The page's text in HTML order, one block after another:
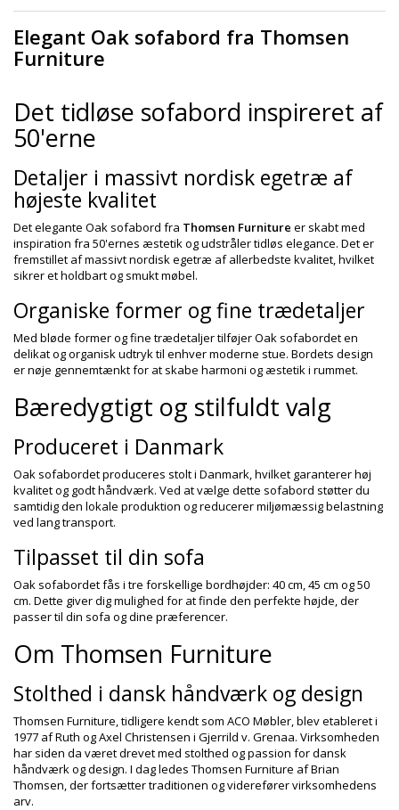
Elegant Oak sofabord fra Thomsen
Furniture
Det tidløse sofabord inspireret af
50'erne
Detaljer i massivt nordisk egetræ af
højeste kvalitet
Det elegante Oak sofabord fra Thomsen Furniture er skabt med
inspiration fra 50'ernes æstetik og udstråler tidløs elegance. Det er
fremstillet af massivt nordisk egetræ af allerbedste kvalitet, hvilket
sikrer et holdbart og smukt møbel.
Organiske former og fine trædetaljer
Med bløde former og fine trædetaljer tilføjer Oak sofabordet en
delikat og organisk udtryk til enhver moderne stue. Bordets design
er nøje gennemtænkt for at skabe harmoni og æstetik i rummet.
Bæredygtigt og stilfuldt valg
Produceret i Danmark
Oak sofabordet produceres stolt i Danmark, hvilket garanterer høj
kvalitet og godt håndværk. Ved at vælge dette sofabord støtter du
samtidig den lokale produktion og reducerer miljømæssig belastning
ved lang transport.
Tilpasset til din sofa
Oak sofabordet fås i tre forskellige bordhøjder: 40 cm, 45 cm og 50
cm. Dette giver dig mulighed for at finde den perfekte højde, der
passer til din sofa og dine præferencer.
Om Thomsen Furniture
Stolthed i dansk håndværk og design
Thomsen Furniture, tidligere kendt som ACO Møbler, blev etableret i
1977 af Ruth og Axel Christensen i Gjerrild v. Grenaa. Virksomheden
har siden da været drevet med stolthed og passion for dansk
håndværk og design. I dag ledes Thomsen Furniture af Brian
Thomsen, der fortsætter traditionen og viderefører virksomhedens
arv.